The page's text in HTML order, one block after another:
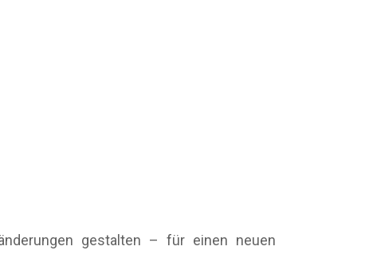
gestalten – für einen neuen